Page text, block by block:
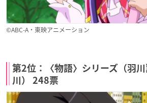
©ABC-A・東映アニメーション
第2位：〈物語〉シリーズ（羽
川） 248票